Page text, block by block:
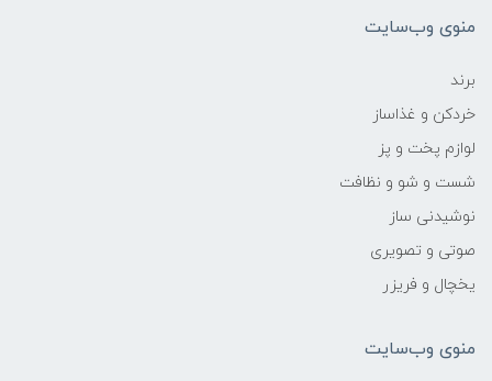
منوی وب‌سایت
برند
خردکن و غذاساز
لوازم پخت و پز
شست و شو و نظافت
نوشیدنی ساز
صوتی و تصویری
یخچال و فریزر
منوی وب‌سایت